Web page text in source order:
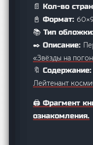
📄 Кол-во
📓 Формат:
📚 Тип
✒️ Описание:
«Звёзды на
🔖 Содержание:
Лейтенант
🖨️ Фрагмент
ознакомления.